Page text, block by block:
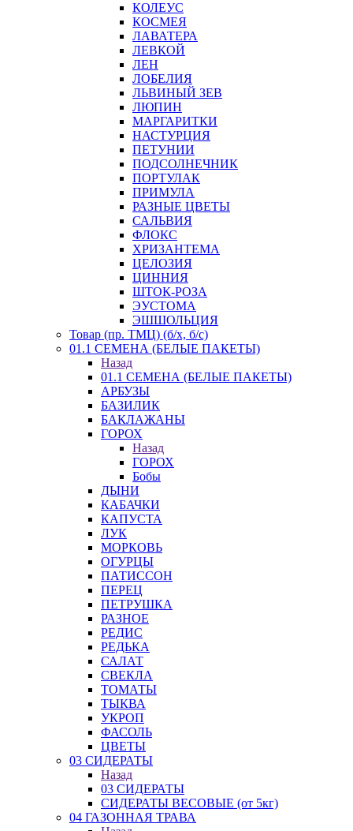
КОЛЕУС
КОСМЕЯ
ЛАВАТЕРА
ЛЕВКОЙ
ЛЕН
ЛОБЕЛИЯ
ЛЬВИНЫЙ ЗЕВ
ЛЮПИН
МАРГАРИТКИ
НАСТУРЦИЯ
ПЕТУНИИ
ПОДСОЛНЕЧНИК
ПОРТУЛАК
ПРИМУЛА
РАЗНЫЕ ЦВЕТЫ
САЛЬВИЯ
ФЛОКС
ХРИЗАНТЕМА
ЦЕЛОЗИЯ
ЦИННИЯ
ШТОК-РОЗА
ЭУСТОМА
ЭШШОЛЬЦИЯ
Товар (пр. ТМЦ) (б/х, б/с)
01.1 СЕМЕНА (БЕЛЫЕ ПАКЕТЫ)
Назад
01.1 СЕМЕНА (БЕЛЫЕ ПАКЕТЫ)
АРБУЗЫ
БАЗИЛИК
БАКЛАЖАНЫ
ГОРОХ
Назад
ГОРОХ
Бобы
ДЫНИ
КАБАЧКИ
КАПУСТА
ЛУК
МОРКОВЬ
ОГУРЦЫ
ПАТИССОН
ПЕРЕЦ
ПЕТРУШКА
РАЗНОЕ
РЕДИС
РЕДЬКА
САЛАТ
СВЕКЛА
ТОМАТЫ
ТЫКВА
УКРОП
ФАСОЛЬ
ЦВЕТЫ
03 СИДЕРАТЫ
Назад
03 СИДЕРАТЫ
СИДЕРАТЫ ВЕСОВЫЕ (от 5кг)
04 ГАЗОННАЯ ТРАВА